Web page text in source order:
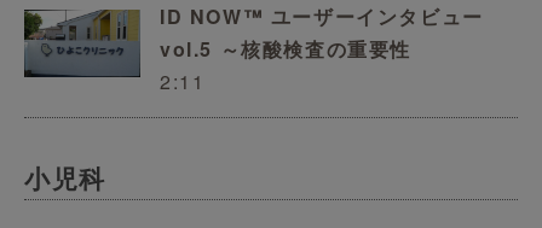
ID NOW™ ユーザーインタビュー
vol.5 ～核酸検査の重要性
2:11
小児科